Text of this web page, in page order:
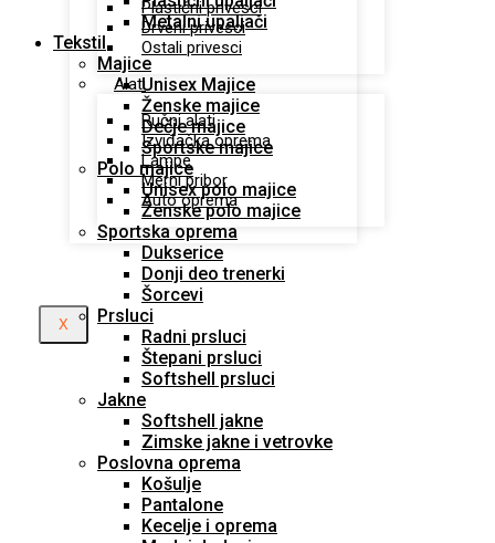
Plastični privesci
Drveni privesci
Ostali privesci
Alati
Ručni alati
Izviđačka oprema
Lampe
Merni pribor
Auto oprema
X
Metalni upaljači
Tekstil
Majice
Unisex Majice
Ženske majice
Dečje majice
Sportske majice
Polo majice
Unisex polo majice
Ženske polo majice
Sportska oprema
Dukserice
Donji deo trenerki
Šorcevi
Prsluci
Radni prsluci
Štepani prsluci
Softshell prsluci
Jakne
Softshell jakne
Zimske jakne i vetrovke
Poslovna oprema
Košulje
Pantalone
Kecelje i oprema